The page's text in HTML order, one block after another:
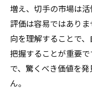
増え、切手の市場は
評価は容易ではあり
向を理解することで
把握することが重要
で、驚くべき価値を
ん。